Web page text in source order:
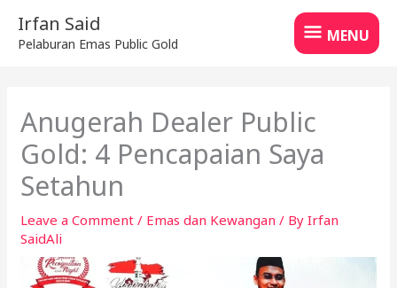
content
Irfan Said
Pelaburan Emas Public Gold
MENU
MENU
Anugerah Dealer Public
Gold: 4 Pencapaian Saya
Setahun
Leave a Comment / Emas dan Kewangan / ByIrfan
SaidAli